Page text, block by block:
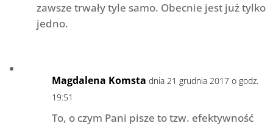
zawsze trwały tyle samo. Obecnie jest już tylko
jedno.
Magdalena Komsta dnia 21 grudnia 2017 o godz.
19:51
To, o czym Pani pisze to tzw. efektywność